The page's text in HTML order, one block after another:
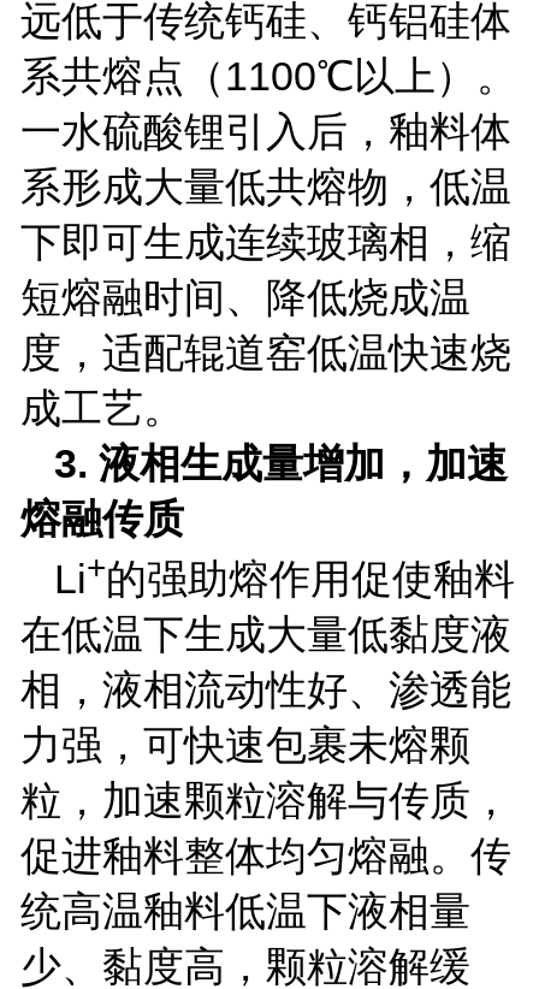
远低于传统钙硅、钙铝硅体
系共熔点（1100℃以上）。
一水硫酸锂引入后，釉料体
系形成大量低共熔物，低温
下即可生成连续玻璃相，缩
短熔融时间、降低烧成温
度，适配辊道窑低温快速烧
成工艺。
3.液相生成量增加，加速
熔融传质
Li+的强助熔作用促使釉料
在低温下生成大量低黏度液
相，液相流动性好、渗透能
力强，可快速包裹未熔颗
粒，加速颗粒溶解与传质，
促进釉料整体均匀熔融。传
统高温釉料低温下液相量
少、黏度高，颗粒溶解缓